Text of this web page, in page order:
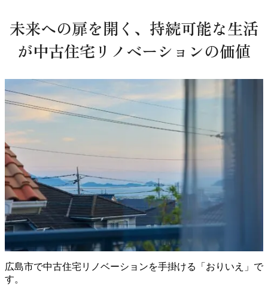
未来への扉を開く、持続可能な生活
が中古住宅リノベーションの価値
広島市で中古住宅リノベーションを手掛ける「おりいえ」で
す。